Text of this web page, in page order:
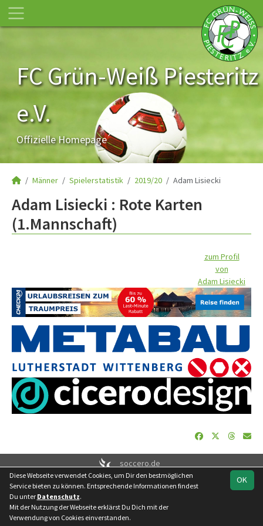
FC Grün-Weiß Piesteritz
e.V.
Offizielle Homepage
Männer Spielerstatistik 2019/20 Adam Lisiecki
Adam Lisiecki : Rote Karten
(1.Mannschaft)
zum Profil
von
Adam Lisiecki
soccero.de
© 2006 - 2026
Besucherstatistik Geburtstage Impressum
Datenschutz
Kontakt
OK
Diese Webseite verwendet Cookies, um Dir den bestmöglichen
Service bieten zu können. Entsprechende Informationen findest
Du unter Datenschutz.
Mit der Nutzung der Webseite erklärst Du Dich mit der
Verwendung von Cookies einverstanden.